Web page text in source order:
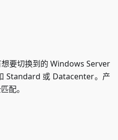
要切换到的 Windows Server
Standard 或 Datacenter。产
配。